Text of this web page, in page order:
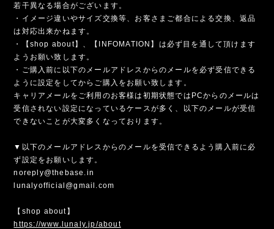
若干異なる場合がございます。
・イメージ違いやサイズ交換等、お客さまご都合による交換、返品
は対応出来かねます。
・【shop about】、【INFOMATION】は必ず目を通して頂けます
ようお願い致します。
・ご購入前に以下のメールアドレスからのメールを必ず受信できる
ように設定をしてからご購入をお願い致します。
キャリアメールをご利用のお客様は初期状態ではPCからのメールは
受信されない設定になっているケースが多く、以下のメールが受信
できないことが大変多くなっております。
▼以下のメールアドレスからのメールを受信できるよう購入前に必
ず設定をお願いします。
noreply@thebase.in
lunalyofficial@gmail.com
【shop about】
https://www.lunaly.jp/about